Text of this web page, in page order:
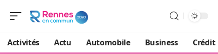
Activités Actu Automobile Business Crédit